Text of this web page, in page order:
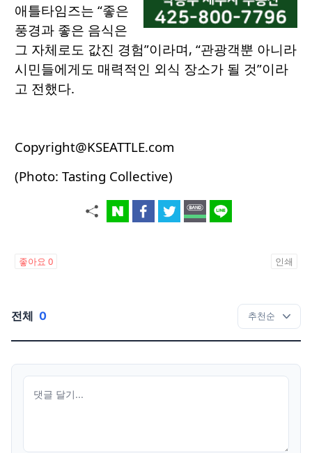
애틀타임즈는 “좋은
풍경과 좋은 음식은
그 자체로도 값진 경험”이라며, “관광객뿐 아니라
시민들에게도 매력적인 외식 장소가 될 것”이라
고 전했다.
Copyright@KSEATTLE.com
(Photo: Tasting Collective)
좋아요 0 인쇄
전체 0